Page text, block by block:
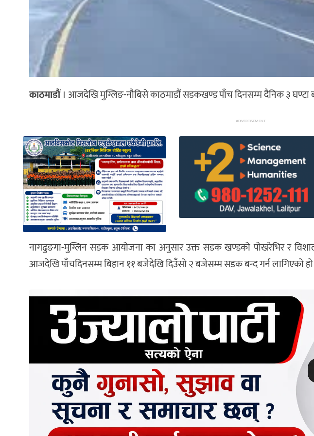
काठमाडौं। आजदेखि मुग्लिङ-नौबिसे काठमाडौं सडकखण्ड पाँच दिनसम्म दैनिक ३ घण्टा
ADVERTISEMENT
नागढुङगा-मुग्लिन सडक आयोजना का अनुसार उक्त सडक खण्डको पोखरेभिर र
आजदेखि पाँचदिनसम्म बिहान ११ बजेदेखि दिउँसो २ बजेसम्म सडक बन्द गर्न लागिएको हो